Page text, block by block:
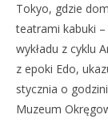
Tokyo, gdzie
teatrami kabuki
wykładu z cyklu
z epoki Edo,
stycznia o
Muzeum